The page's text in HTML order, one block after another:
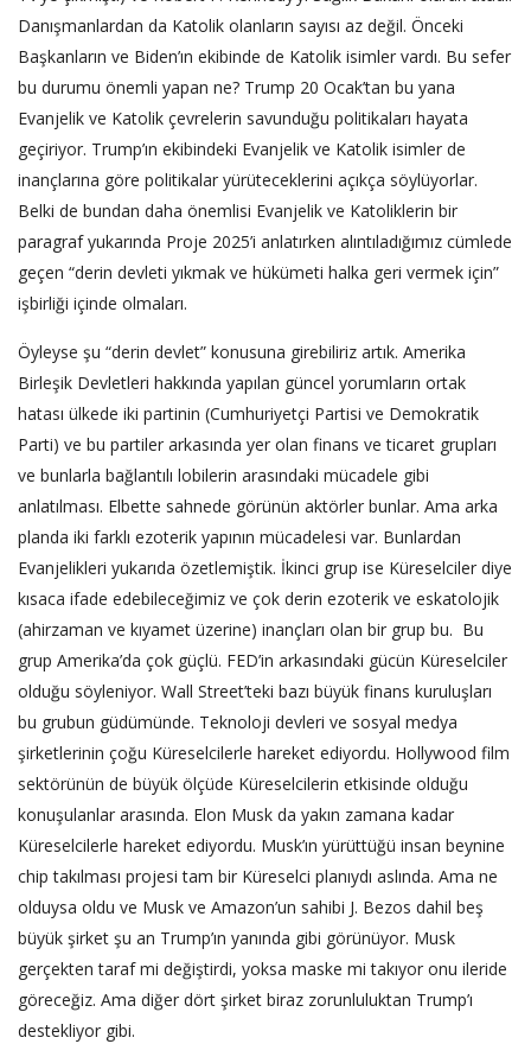
Danışmanlardan da Katolik olanların sayısı az değil. Önceki
Başkanların ve Biden’ın ekibinde de Katolik isimler vardı. Bu sefer
bu durumu önemli yapan ne? Trump 20 Ocak’tan bu yana
Evanjelik ve Katolik çevrelerin savunduğu politikaları hayata
geçiriyor. Trump’ın ekibindeki Evanjelik ve Katolik isimler de
inançlarına göre politikalar yürüteceklerini açıkça söylüyorlar.
Belki de bundan daha önemlisi Evanjelik ve Katoliklerin bir
paragraf yukarında Proje 2025’i anlatırken alıntıladığımız cümlede
geçen “derin devleti yıkmak ve hükümeti halka geri vermek için”
işbirliği içinde olmaları.
Öyleyse şu “derin devlet” konusuna girebiliriz artık. Amerika
Birleşik Devletleri hakkında yapılan güncel yorumların ortak
hatası ülkede iki partinin (Cumhuriyetçi Partisi ve Demokratik
Parti) ve bu partiler arkasında yer olan finans ve ticaret grupları
ve bunlarla bağlantılı lobilerin arasındaki mücadele gibi
anlatılması. Elbette sahnede görünün aktörler bunlar. Ama arka
planda iki farklı ezoterik yapının mücadelesi var. Bunlardan
Evanjelikleri yukarıda özetlemiştik. İkinci grup ise Küreselciler diye
kısaca ifade edebileceğimiz ve çok derin ezoterik ve eskatolojik
(ahirzaman ve kıyamet üzerine) inançları olan bir grup bu. Bu
grup Amerika’da çok güçlü. FED’in arkasındaki gücün Küreselciler
olduğu söyleniyor. Wall Street’teki bazı büyük finans kuruluşları
bu grubun güdümünde. Teknoloji devleri ve sosyal medya
şirketlerinin çoğu Küreselcilerle hareket ediyordu. Hollywood film
sektörünün de büyük ölçüde Küreselcilerin etkisinde olduğu
konuşulanlar arasında. Elon Musk da yakın zamana kadar
Küreselcilerle hareket ediyordu. Musk’ın yürüttüğü insan beynine
chip takılması projesi tam bir Küreselci planıydı aslında. Ama ne
olduysa oldu ve Musk ve Amazon’un sahibi J. Bezos dahil beş
büyük şirket şu an Trump’ın yanında gibi görünüyor. Musk
gerçekten taraf mi değiştirdi, yoksa maske mi takıyor onu ileride
göreceğiz. Ama diğer dört şirket biraz zorunluluktan Trump’ı
destekliyor gibi.